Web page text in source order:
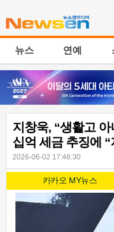
뉴스 연예
지창욱, “생활고
십억 세금 추징에
2026-06-02 17:46:30
카카오 MY뉴스